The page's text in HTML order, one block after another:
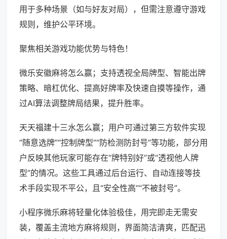
用于多种场景（如与好友对局），但需注意遵守游戏
规则，维护公平环境。
聚焦相关游戏功能优势与特色！
微乐安徽麻将怎么赢；支持透视全局牌型、智能出牌
策略、暗杠优化、提高好牌率及快速自摸等操作，通
过AI算法调整牌局结果，提升胜率。
天天福建十三水怎么赢；用户可通过第三方软件实现
“随意选牌”“控制牌型”“防检测防封号”等功能，部分用
户反映其他玩家可能存在“牌特别好”或“透视他人牌
型”的情况。这些工具通过后台运行、自动连接等技
术手段实现不平公，且“安全性高”“不被封号”。
小程序微乐麻将轻量化体验极佳，用完即走无需安
装，覆盖主流地方麻将规则，界面简洁清爽，匹配迅